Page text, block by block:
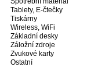
Tablety, E-čtečky
Tiskárny
Wireless, WiFi
Základní desky
Záložní zdroje
Zvukové karty
Ostatní